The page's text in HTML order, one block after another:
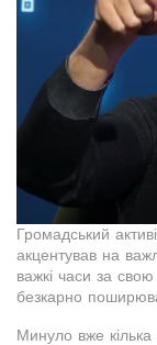
Громадський
акцентував на
важкі часи за свою
безкарно
Минуло вже кілька